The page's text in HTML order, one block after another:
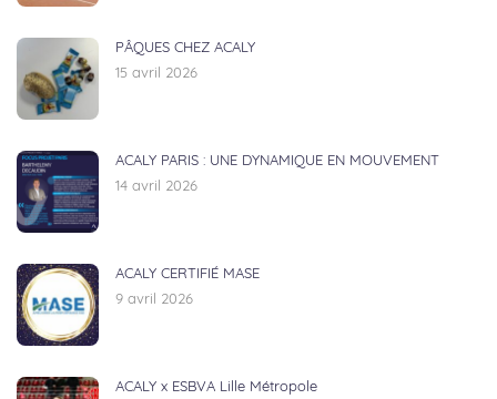
PÂQUES CHEZ ACALY
15 avril 2026
ACALY PARIS : UNE DYNAMIQUE EN MOUVEMENT
14 avril 2026
ACALY CERTIFIÉ MASE
9 avril 2026
ACALY x ESBVA Lille Métropole